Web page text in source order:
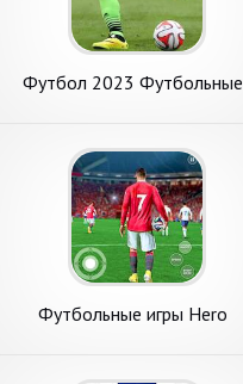
Футбол 2023 Футбольные
Футбольные игры Hero